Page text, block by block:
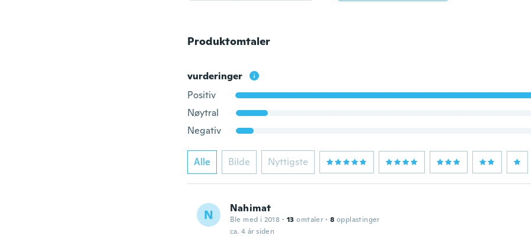
Produktomtaler
vurderinger
Positiv
Nøytral
Negativ
Alle Bilde Nyttigste
N Nahimat
Ble med i 2018 · 13 omtaler · 8 opplastinger
ca. 4 år siden